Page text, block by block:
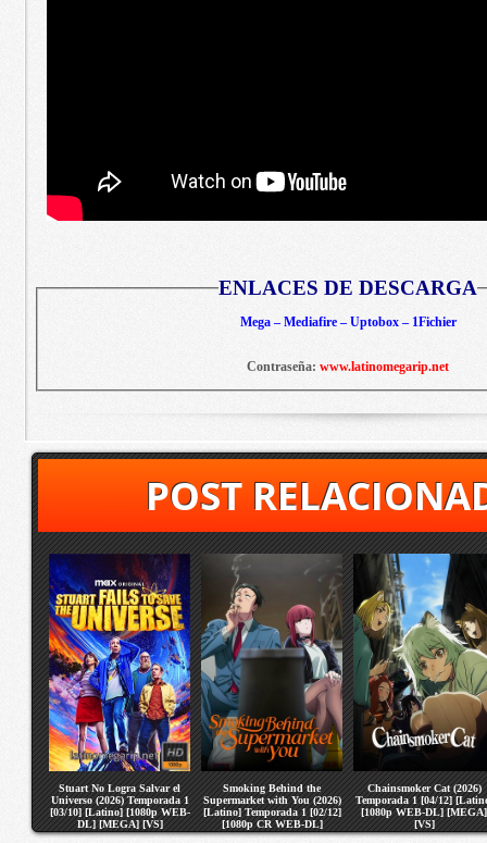
ENLACES DE DESCARGA
Mega – Mediafire – Uptobox – 1Fichier
Contraseña: www.latinomegarip.net
POST
Stuart No Logra Salvar el
Universo (2026) Temporada 1
[03/10] [Latino] [1080p WEB-
DL] [MEGA] [VS]
Smoking Behind the
Supermarket with You (2026)
[Latino] Temporada 1 [02/12]
[1080p CR WEB-DL]
[MEGA] [VS]
Chainsmoker Cat (2026)
Temporada 1 [04/12]
[1080p WEB-DL] [MEGA]
[VS]